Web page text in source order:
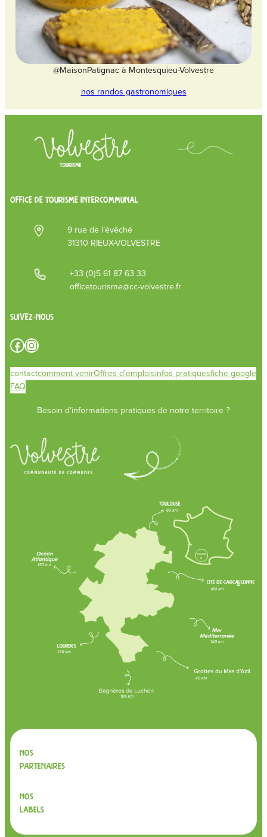
@MaisonPatignac à Montesquieu-Volvestre
nos randos gastronomiques
OFFICE DE TOURISME INTERCOMMUNAL
9 rue de l’évêché
31310 RIEUX-VOLVESTRE
+33 (0)5 61 87 63 33
officetourisme@cc-volvestre.fr
Suivez-nous
Facebook Instagram
contactcomment venirOffres d’emploisinfos pratiquesfiche google
FAQ
Besoin d’informations pratiques de notre territoire ?
Nos
partenaires
Nos
labels